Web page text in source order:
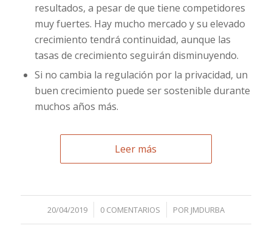
resultados, a pesar de que tiene competidores
muy fuertes. Hay mucho mercado y su elevado
crecimiento tendrá continuidad, aunque las
tasas de crecimiento seguirán disminuyendo.
Si no cambia la regulación por la privacidad, un
buen crecimiento puede ser sostenible durante
muchos años más.
Leer más
20/04/2019
/ 0 COMENTARIOS
/ POR JMDURBA